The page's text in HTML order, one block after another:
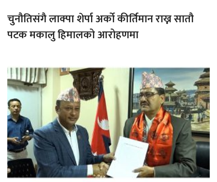
चुनौतिसंगै लाक्पा शेर्पा अर्को कीर्तिमान राख्न सातौ
पटक मकालु हिमालको आरोहणमा